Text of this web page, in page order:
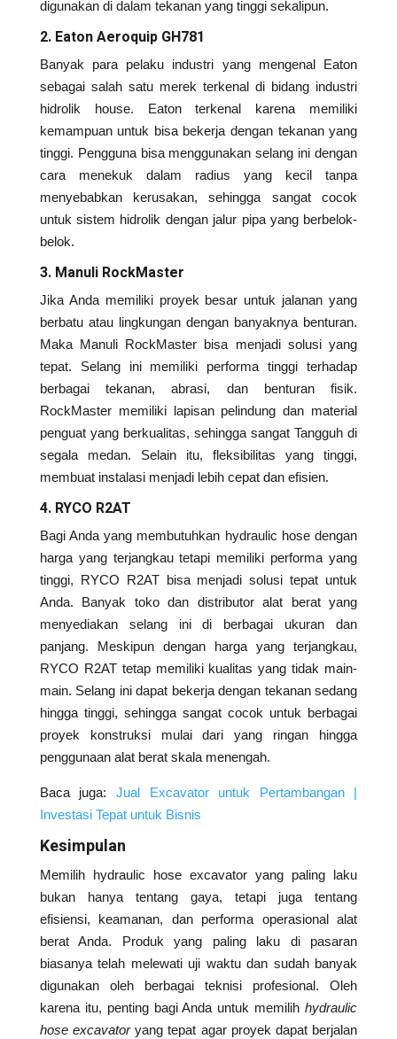
digunakan di dalam tekanan yang tinggi sekalipun.
2. Eaton Aeroquip GH781
Banyak para pelaku industri yang mengenal Eaton
sebagai salah satu merek terkenal di bidang industri
hidrolik house. Eaton terkenal karena memiliki
kemampuan untuk bisa bekerja dengan tekanan yang
tinggi. Pengguna bisa menggunakan selang ini dengan
cara menekuk dalam radius yang kecil tanpa
menyebabkan kerusakan, sehingga sangat cocok
untuk sistem hidrolik dengan jalur pipa yang berbelok-
belok.
3. Manuli RockMaster
Jika Anda memiliki proyek besar untuk jalanan yang
berbatu atau lingkungan dengan banyaknya benturan.
Maka Manuli RockMaster bisa menjadi solusi yang
tepat. Selang ini memiliki performa tinggi terhadap
berbagai tekanan, abrasi, dan benturan fisik.
RockMaster memiliki lapisan pelindung dan material
penguat yang berkualitas, sehingga sangat Tangguh di
segala medan. Selain itu, fleksibilitas yang tinggi,
membuat instalasi menjadi lebih cepat dan efisien.
4. RYCO R2AT
Bagi Anda yang membutuhkan hydraulic hose dengan
harga yang terjangkau tetapi memiliki performa yang
tinggi, RYCO R2AT bisa menjadi solusi tepat untuk
Anda. Banyak toko dan distributor alat berat yang
menyediakan selang ini di berbagai ukuran dan
panjang. Meskipun dengan harga yang terjangkau,
RYCO R2AT tetap memiliki kualitas yang tidak main-
main. Selang ini dapat bekerja dengan tekanan sedang
hingga tinggi, sehingga sangat cocok untuk berbagai
proyek konstruksi mulai dari yang ringan hingga
penggunaan alat berat skala menengah.
Baca juga: Jual Excavator untuk Pertambangan |
Investasi Tepat untuk Bisnis
Kesimpulan
Memilih hydraulic hose excavator yang paling laku
bukan hanya tentang gaya, tetapi juga tentang
efisiensi, keamanan, dan performa operasional alat
berat Anda. Produk yang paling laku di pasaran
biasanya telah melewati uji waktu dan sudah banyak
digunakan oleh berbagai teknisi profesional. Oleh
karena itu, penting bagi Anda untuk memilihhydraulic
hose excavatoryang tepat agar proyek dapat berjalan